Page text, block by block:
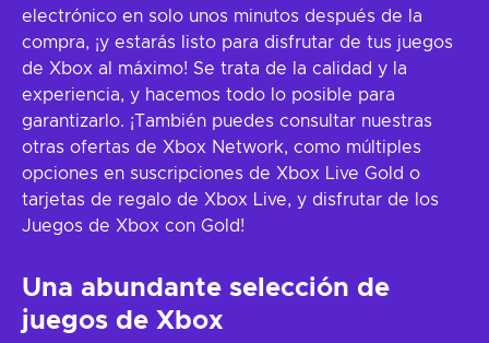
electrónico en solo unos minutos después de la
compra, ¡y estarás listo para disfrutar de tus juegos
de Xbox al máximo! Se trata de la calidad y la
experiencia, y hacemos todo lo posible para
garantizarlo. ¡También puedes consultar nuestras
otras ofertas de Xbox Network, como múltiples
opciones en suscripciones de Xbox Live Gold o
tarjetas de regalo de Xbox Live, y disfrutar de los
Juegos de Xbox con Gold!
Una abundante selección de
juegos de Xbox